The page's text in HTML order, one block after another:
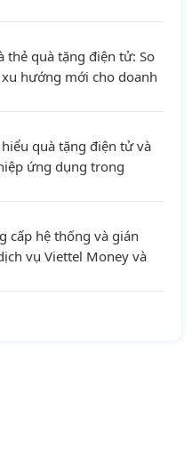
thẻ quà tặng điện tử: So
hướng mới cho doanh
quà tặng điện tử và
ứng dụng trong
cấp hệ thống và gián
vụ Viettel Money và